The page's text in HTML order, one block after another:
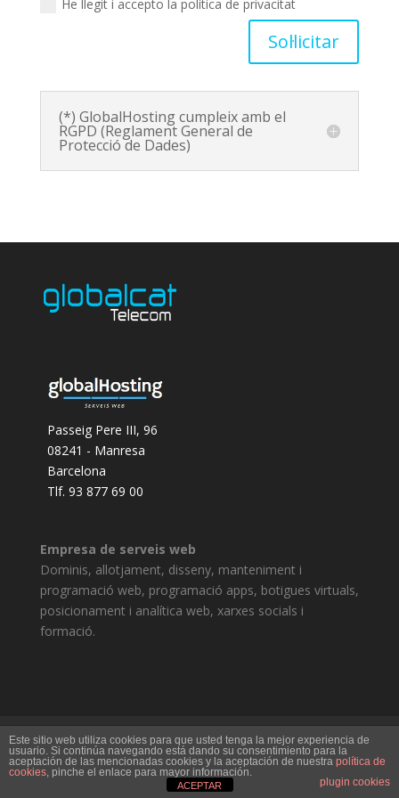
He llegit i accepto la política de privacitat
Sol·licitar
(*) GlobalHosting cumpleix amb el
RGPD (Reglament General de
Protecció de Dades)
Passeig Pere III, 96
08241 - Manresa
Barcelona
Tlf. 93 877 69 00
Empresa de serveis web
Dominis, allotjament, disseny, manteniment i
programació web, programació apps, botigues virtuals,
posicionament i analítica web, xarxes socials i
formació.
Avís legal
Política de privacitat
Política de cookies
Este sitio web utiliza cookies para que usted tenga la mejor experiencia de
usuario. Si continúa navegando está dando su consentimiento para la
aceptación de las mencionadas cookies y la aceptación de nuestra política de
cookies, pinche el enlace para mayor información.
plugin cookies
ACEPTAR